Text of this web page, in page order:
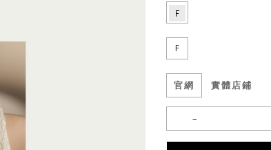
F
官網 實體店鋪